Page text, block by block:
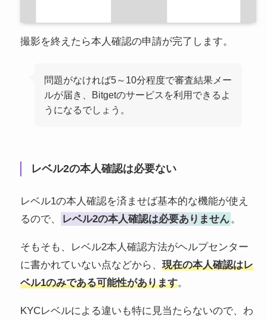
撮影を終えたら本人確認の申請が完了します。
問題がなければ5～10分程度で審査結果メー
ルが届き、Bitgetのサービスを利用できるよ
うになるでしょう。
レベル2の本人確認は必要ない
レベル1の本人確認を済ませば基本的な機能が使え
るので、
レベル2の本人確認は必要ありません 。
そもそも、レベル2本人確認方法がヘルプセンター
に書かれていない点などから、 現在の本人確認はレ
ベル1のみである可能性があります。
KYCレベルによる違いも特に見当たらないので、わ